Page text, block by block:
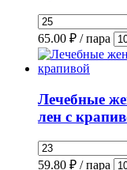
65.00 ₽ / пара
Лечебные
лен с
59.80 ₽ / пара